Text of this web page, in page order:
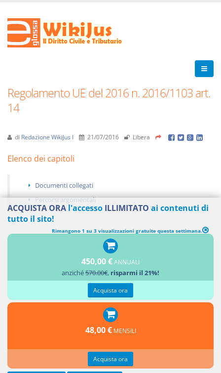
Regolamento UE del 2016 n. 2016/1103 art.
14
di Redazione WikiJus I 21/07/2016 Libera
Elenco dei capitoli
Documenti collegati
Percorsi argomentali
ADIZIONE DI UN'AUTORITÀ GIURISDIZIONALE
ACQUISTA ORA l'accesso ILLIMITATO ai contenuti di
tutto il sito!
Rimangono 1 su 3 visualizzazioni gratuite questa settimana.
450,00 €ANNUALI
anziché570.00€, risparmi il 21%!
Acquista ora
48,00 € MENSILI
Acquista ora